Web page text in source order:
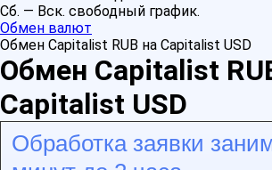
Сб. — Вск. свободный график.
Обмен валют
Обмен Capitalist RUB на Capitalist USD
Обмен Capitalist
Capitalist USD
Обработка заявки